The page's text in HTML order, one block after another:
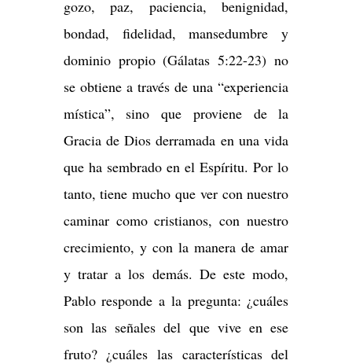
gozo, paz, paciencia, benignidad,
bondad, fidelidad, mansedumbre y
dominio propio (Gálatas 5:22-23) no
se obtiene a través de una “experiencia
mística”, sino que proviene de la
Gracia de Dios derramada en una vida
que ha sembrado en el Espíritu. Por lo
tanto, tiene mucho que ver con nuestro
caminar como cristianos, con nuestro
crecimiento, y con la manera de amar
y tratar a los demás. De este modo,
Pablo responde a la pregunta: ¿cuáles
son las señales del que vive en ese
fruto? ¿cuáles las características del